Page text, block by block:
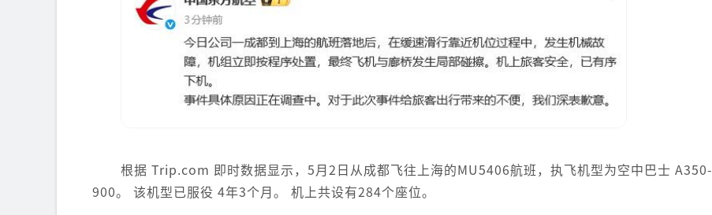
根据 Trip.com 即时数据显示，5月2日从成都飞往上海的MU5406航班，执飞机型为空中巴士 A350-
900。 该机型已服役 4年3个月。 机上共设有284个座位。